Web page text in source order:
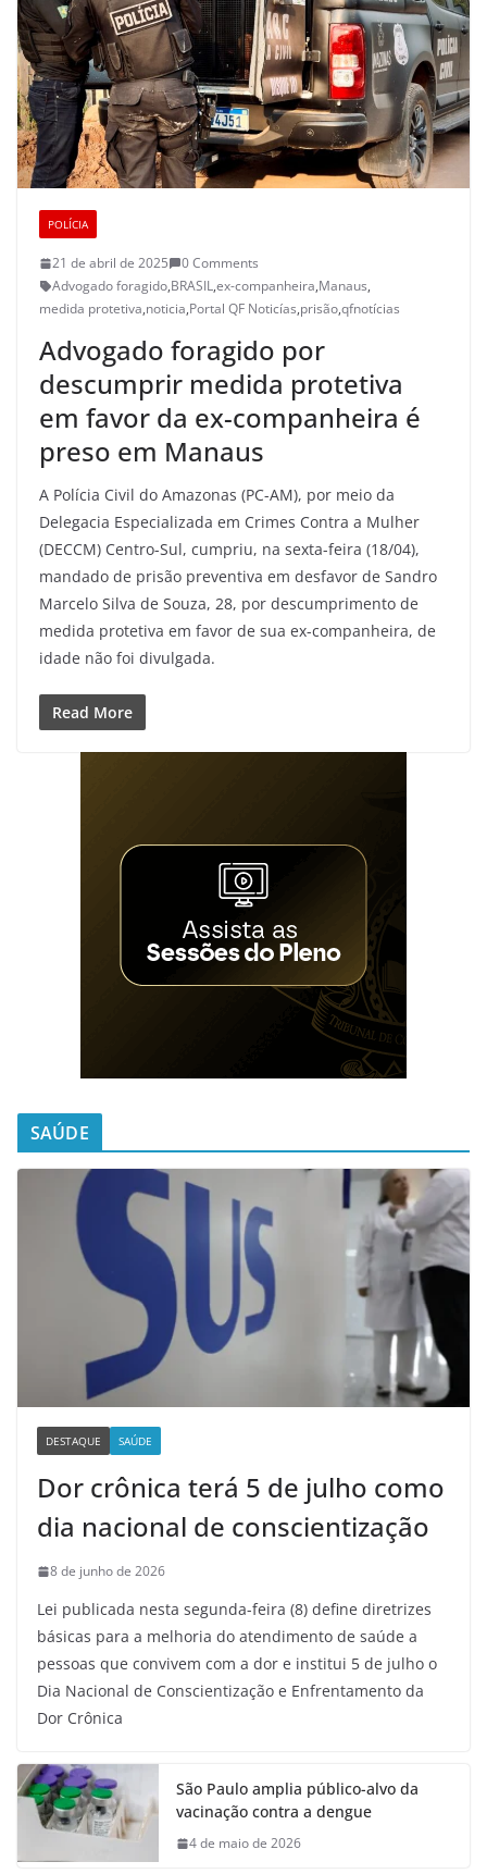
POLÍCIA
21 de abril de 2025
0 Comments
Advogado foragido,BRASIL,ex-companheira,Manaus,
medida protetiva,noticia,Portal QF Noticías,prisão,qfnotícias
Advogado foragido por
descumprir medida protetiva
em favor da ex-companheira é
preso em Manaus
A Polícia Civil do Amazonas (PC-AM), por meio da
Delegacia Especializada em Crimes Contra a Mulher
(DECCM) Centro-Sul, cumpriu, na sexta-feira (18/04),
mandado de prisão preventiva em desfavor de Sandro
Marcelo Silva de Souza, 28, por descumprimento de
medida protetiva em favor de sua ex-companheira, de
idade não foi divulgada.
Read More
SAÚDE
DESTAQUE SAÚDE
Dor crônica terá 5 de julho como
dia nacional de conscientização
8 de junho de 2026
Lei publicada nesta segunda-feira (8) define diretrizes
básicas para a melhoria do atendimento de saúde a
pessoas que convivem com a dor e institui 5 de julho o
Dia Nacional de Conscientização e Enfrentamento da
Dor Crônica
São Paulo amplia público-alvo da
vacinação contra a dengue
4 de maio de 2026